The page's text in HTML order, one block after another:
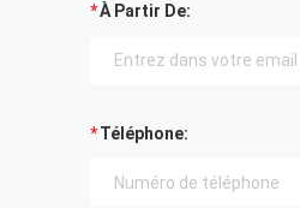
À Partir De:
Téléphone: